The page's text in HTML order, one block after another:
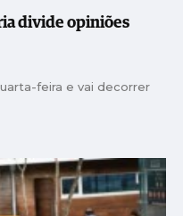
divide opiniões
feira e vai decorrer